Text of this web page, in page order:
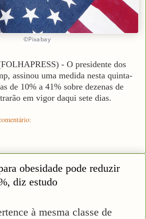
©Pixabay
- O presidente dos
assinou uma medida nesta quinta-
de 10% a 41% sobre dezenas de
em vigor daqui sete dias.
obesidade pode reduzir
diz estudo
à mesma classe de